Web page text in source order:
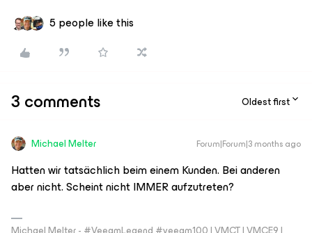
5 people like this
3 comments Oldest first
Michael Melter Forum|Forum|3 months ago
Hatten wir tatsächlich beim einem Kunden. Bei anderen
aber nicht. Scheint nicht IMMER aufzutreten?